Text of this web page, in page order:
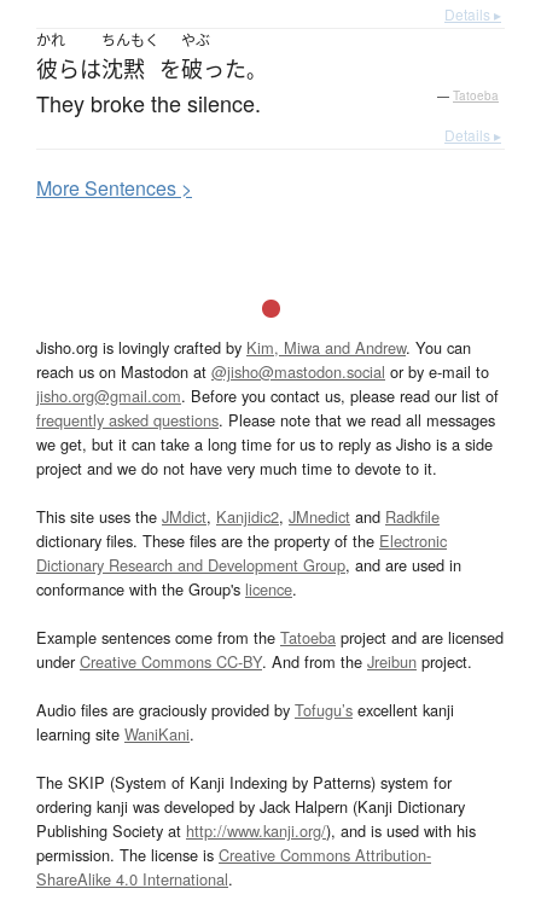
Details ▸
かれ
彼らは
ちんもく
沈黙 を
やぶ
破った。
They broke the silence. — Tatoeba
Details ▸
MoreSentences >
Jisho.org is lovingly crafted by Kim, Miwa and Andrew. You can
reach us on Mastodon at @jisho@mastodon.social or by e-mail to
jisho.org@gmail.com. Before you contact us, please read our list of
frequently asked questions. Please note that we read all messages
we get, but it can take a long time for us to reply as Jisho is a side
project and we do not have very much time to devote to it.
This site uses the JMdict, Kanjidic2, JMnedict and Radkfile
dictionary files. These files are the property of the Electronic
Dictionary Research and Development Group, and are used in
conformance with the Group's licence.
Example sentences come from the Tatoeba project and are licensed
underCreative Commons CC-BY. And from the Jreibun project.
Audio files are graciously provided by Tofugu’s excellent kanji
learning site WaniKani.
The SKIP (System of Kanji Indexing by Patterns) system for
ordering kanji was developed by Jack Halpern (Kanji Dictionary
Publishing Society at http://www.kanji.org/), and is used with his
permission. The license is Creative Commons Attribution-
ShareAlike 4.0 International.